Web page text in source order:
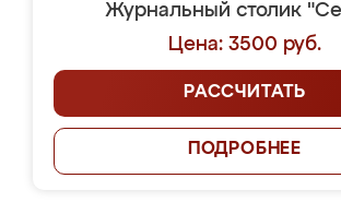
Журнальный столик
Цена: 3500 руб.
РАССЧИТАТЬ
ПОДРОБНЕЕ